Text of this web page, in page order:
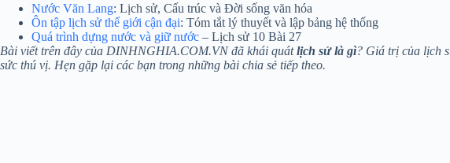
Nước Văn Lang: Lịch sử, Cấu trúc và Đời sống văn hóa
Ôn tập lịch sử thế giới cận đại: Tóm tắt lý thuyết và lập bảng hệ thống
Quá trình dựng nước và giữ nước – Lịch sử 10 Bài 27
Bài viết trên đây của DINHNGHIA.COM.VN đã khái quátlịch sử là gì? Giá trị của lịch
sức thú vị. Hẹn gặp lại các bạn trong những bài chia sẻ tiếp theo.